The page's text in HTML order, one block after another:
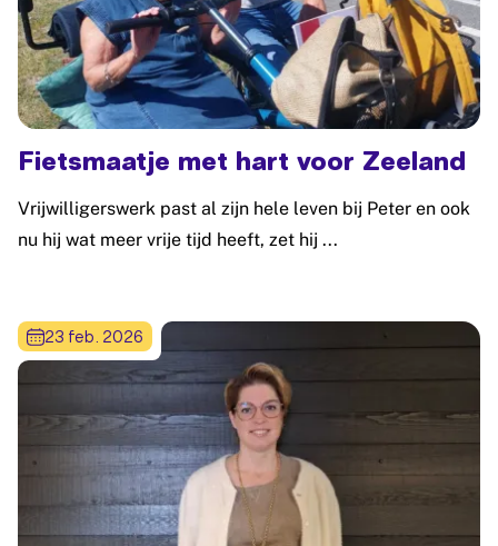
Fietsmaatje met hart voor Zeeland
Vrijwilligerswerk past al zijn hele leven bij Peter en ook
nu hij wat meer vrije tijd heeft, zet hij ...
23 feb. 2026